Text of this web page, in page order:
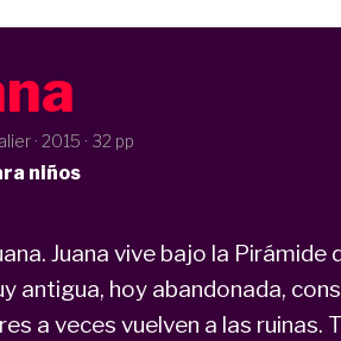
· 2015 · 32 pp
niños
Juana vive bajo la Pirámide
antigua, hoy abandonada,
a veces vuelven a las ruinas.